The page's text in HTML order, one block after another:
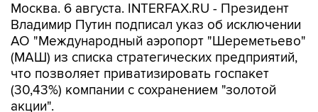
Москва. 6 августа. INTERFAX.RU - Президент
Владимир Путин подписал указ об исключении
АО "Международный аэропорт "Шереметьево"
(МАШ) из списка стратегических предприятий,
что позволяет приватизировать госпакет
(30,43%) компании с сохранением "золотой
акции".